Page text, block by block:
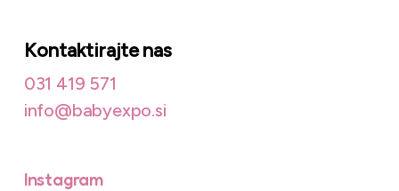
Kontaktirajte nas
031 419 571
info@babyexpo.si
Instagram